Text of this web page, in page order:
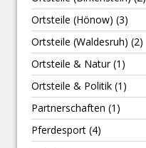
Ortsteile (Hönow) (3)
Ortsteile (Waldesruh) (2)
Ortsteile & Natur(1)
Ortsteile & Politik (1)
Partnerschaften (1)
Pferdesport (4)